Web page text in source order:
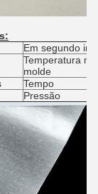
Em segundo
Temperatura
molde
Tempo
Pressão